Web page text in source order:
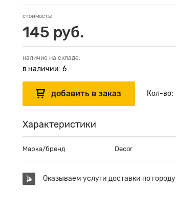
стоимость:
145 руб.
наличие на складе:
в наличии: 6
Кол-во:
Характеристики
Марка/бренд Decor
Оказываем услуги доставки по городу